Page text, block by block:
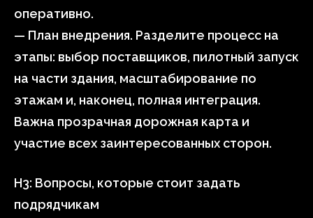
оперативно.
— План внедрения. Разделите процесс на
этапы: выбор поставщиков, пилотный запуск
на части здания, масштабирование по
этажам и, наконец, полная интеграция.
Важна прозрачная дорожная карта и
участие всех заинтересованных сторон.
H3: Вопросы, которые стоит задать
подрядчикам